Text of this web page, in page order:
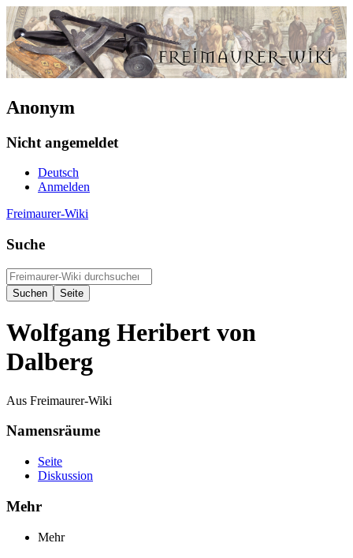
Anonym
Nicht angemeldet
Deutsch
Anmelden
Freimaurer-Wiki
Suche
Wolfgang Heribert von
Dalberg
Aus Freimaurer-Wiki
Namensräume
Seite
Diskussion
Mehr
Mehr